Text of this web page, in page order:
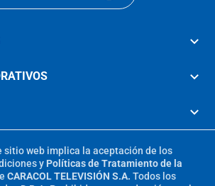
sitio web implica la aceptación de los
y Políticas de Tratamiento de la
CARACOL TELEVISIÓN S.A. Todos los